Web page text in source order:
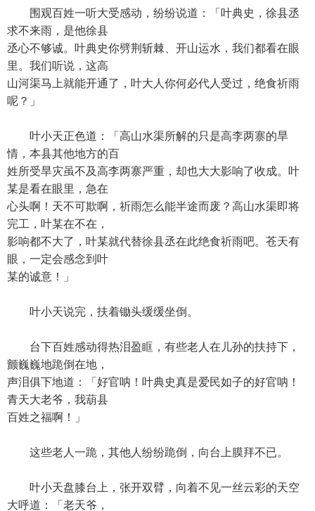
围观百姓一听大受感动，纷纷说道：「叶典史，徐县丞
求不来雨，是他徐县
丞心不够诚。叶典史你劈荆斩棘、开山运水，我们都看在眼
里。我们听说，这高
山河渠马上就能开通了，叶大人你何必代人受过，绝食祈雨
呢？」
叶小天正色道：「高山水渠所解的只是高李两寨的旱
情，本县其他地方的百
姓所受旱灾虽不及高李两寨严重，却也大大影响了收成。叶
某是看在眼里，急在
心头啊！天不可欺啊，祈雨怎么能半途而废？高山水渠即将
完工，叶某在不在，
影响都不大了，叶某就代替徐县丞在此绝食祈雨吧。苍天有
眼，一定会感念到叶
某的诚意！」
叶小天说完，扶着锄头缓缓坐倒。
台下百姓感动得热泪盈眶，有些老人在儿孙的扶持下，
颤巍巍地跪倒在地，
声泪俱下地道：「好官呐！叶典史真是爱民如子的好官呐！
青天大老爷，我葫县
百姓之福啊！」
这些老人一跪，其他人纷纷跪倒，向台上膜拜不已。
叶小天盘膝台上，张开双臂，向着不见一丝云彩的天空
大呼道：「老天爷，